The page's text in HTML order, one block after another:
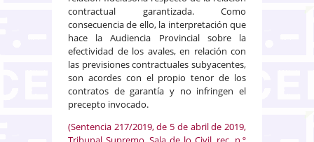
contractual garantizada. Como
consecuencia de ello, la interpretación que
hace la Audiencia Provincial sobre la
efectividad de los avales, en relación con
las previsiones contractuales subyacentes,
son acordes con el propio tenor de los
contratos de garantía y no infringen el
precepto invocado.
(Sentencia 217/2019, de 5 de abril de 2019,